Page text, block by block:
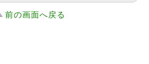
前の画面へ戻る